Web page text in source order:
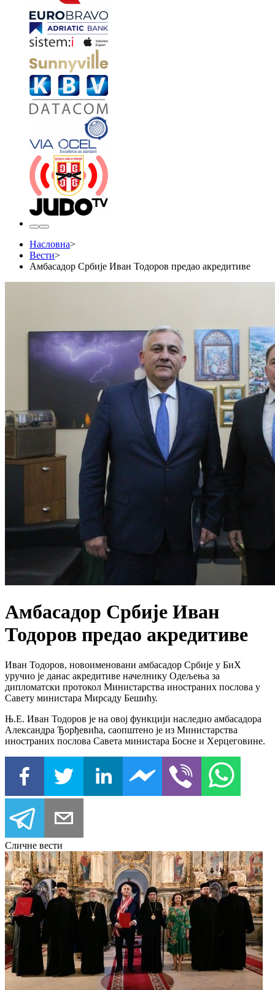
Насловна>
Вести>
Амбасадор Србије Иван Тодоров предао акредитиве
Амбасадор Србије Иван
Тодоров предао акредитиве
Иван Тодоров, новоименовани амбасадор Србије у БиХ
уручио је данас акредитиве начелнику Одељења за
дипломатски протокол Министарства иностраних послова у
Савету министара Мирсаду Бешићу.
Њ.Е. Иван Тодоров је на овој функцији наследио амбасадора
Александра Ђорђевића, саопштено је из Министарства
иностраних послова Савета министара Босне и Херцеговине.
Сличне вести